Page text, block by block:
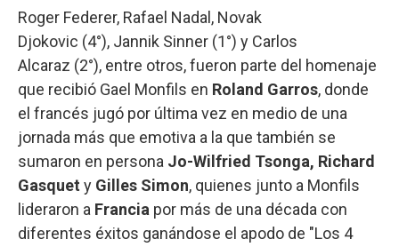
Roger Federer, Rafael Nadal, Novak
Djokovic (4°), Jannik Sinner (1°) y Carlos
Alcaraz (2°), entre otros, fueron parte del homenaje
que recibió Gael Monfils en Roland Garros, donde
el francés jugó por última vez en medio de una
jornada más que emotiva a la que también se
sumaron en persona Jo-Wilfried Tsonga, Richard
Gasquet y Gilles Simon, quienes junto a Monfils
lideraron a Francia por más de una década con
diferentes éxitos ganándose el apodo de "Los 4